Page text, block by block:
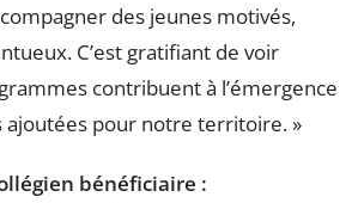
des jeunes motivés,
C’est gratifiant de voir
contribuent à l’émergence
ajoutées pour notre territoire. »
bénéficiaire :